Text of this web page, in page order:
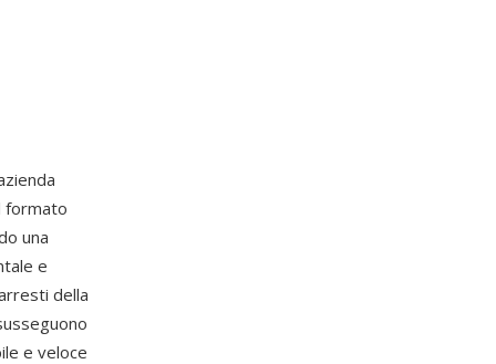
formato
una
e
della
e veloce